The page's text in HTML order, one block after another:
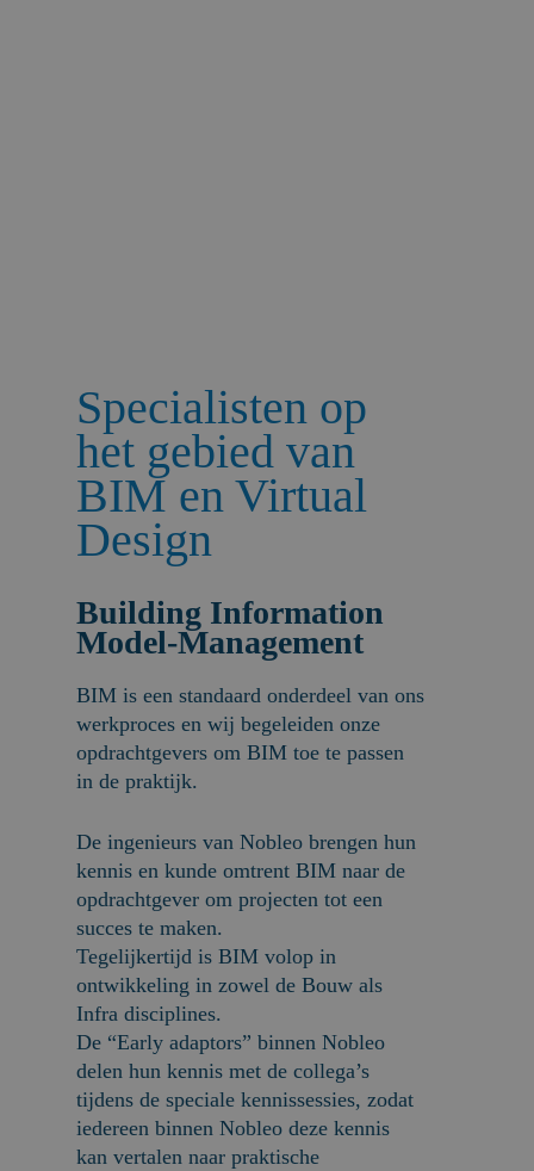
Specialisten op
het gebied van
BIM en Virtual
Design
Building Information
Model-Management
BIM is een standaard onderdeel van ons
werkproces en wij begeleiden onze
opdrachtgevers om BIM toe te passen
in de praktijk.
De ingenieurs van Nobleo brengen hun
kennis en kunde omtrent BIM naar de
opdrachtgever om projecten tot een
succes te maken.
Tegelijkertijd is BIM volop in
ontwikkeling in zowel de Bouw als
Infra disciplines.
De “Early adaptors” binnen Nobleo
delen hun kennis met de collega’s
tijdens de speciale kennissessies, zodat
iedereen binnen Nobleo deze kennis
kan vertalen naar praktische